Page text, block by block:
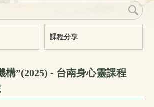
課程分享
構”(2025) - 台南身心靈課程